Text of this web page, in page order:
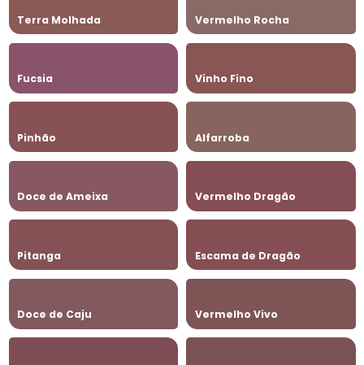
Terra Molhada Vermelho Rocha
Fucsia Vinho Fino
Pinhão Alfarroba
Doce de Ameixa Vermelho Dragão
Pitanga Escama de Dragão
Doce de Caju Vermelho Vivo